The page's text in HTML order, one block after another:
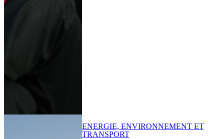
ENERGIE, ENVIRONNEMENT ET
TRANSPORT